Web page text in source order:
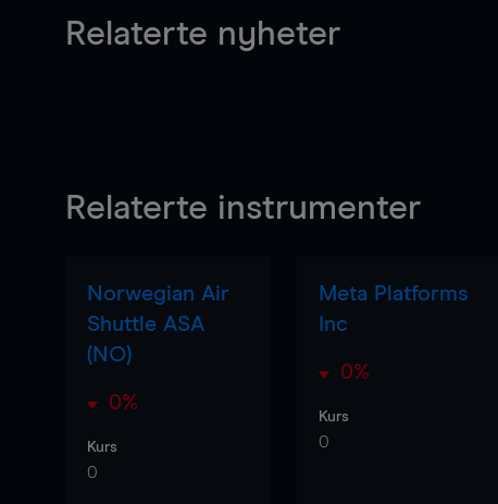
Relaterte nyheter
Relaterte instrumenter
Norwegian Air
Shuttle ASA
(NO)
0%
Kurs
0
Meta Platforms
Inc
0%
Kurs
0